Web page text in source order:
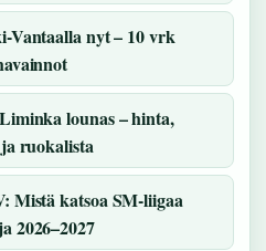
Vantaalla nyt – 10 vrk
lounas – hinta,
ruokalista
Mistä katsoa SM-liigaa
2026–2027